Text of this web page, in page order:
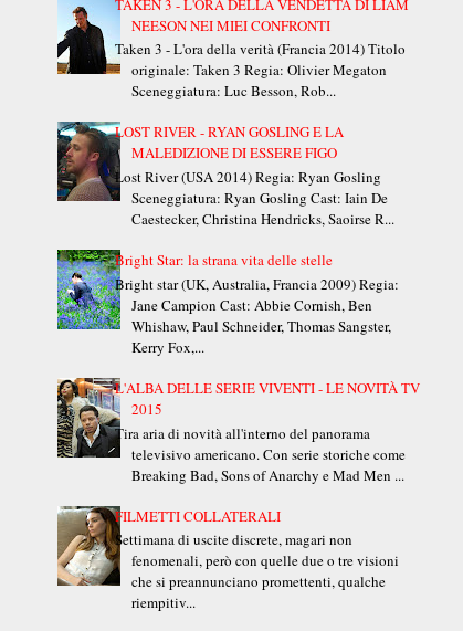
TAKEN 3 - L'ORA DELLA VENDETTA DI LIAM
NEESON NEI MIEI CONFRONTI
Taken 3 - L'ora della verità (Francia 2014) Titolo
originale: Taken 3 Regia: Olivier Megaton
Sceneggiatura: Luc Besson, Rob...
LOST RIVER - RYAN GOSLING E LA
MALEDIZIONE DI ESSERE FIGO
Lost River (USA 2014) Regia: Ryan Gosling
Sceneggiatura: Ryan Gosling Cast: Iain De
Caestecker, Christina Hendricks, Saoirse R...
Bright Star: la strana vita delle stelle
Bright star (UK, Australia, Francia 2009) Regia:
Jane Campion Cast: Abbie Cornish, Ben
Whishaw, Paul Schneider, Thomas Sangster,
Kerry Fox,...
L'ALBA DELLE SERIE VIVENTI - LE NOVITÀ TV
2015
Tira aria di novità all'interno del panorama
televisivo americano. Con serie storiche come
Breaking Bad, Sons of Anarchy e Mad Men ...
FILMETTI COLLATERALI
Settimana di uscite discrete, magari non
fenomenali, però con quelle due o tre visioni
che si preannunciano promettenti, qualche
riempitiv...